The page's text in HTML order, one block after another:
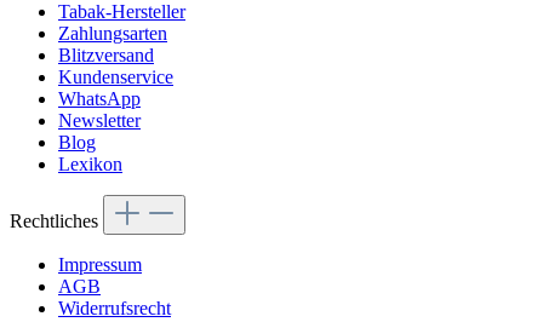
Tabak-Hersteller
Zahlungsarten
Blitzversand
Kundenservice
WhatsApp
Newsletter
Blog
Lexikon
Rechtliches
Impressum
AGB
Widerrufsrecht